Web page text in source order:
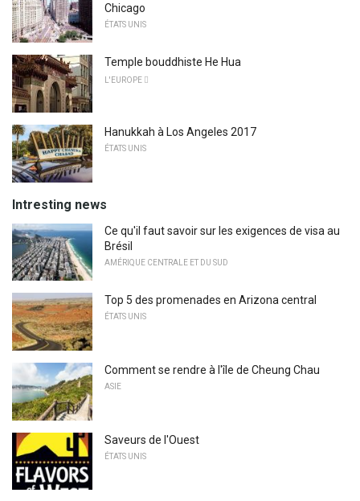
Chicago
ÉTATS UNIS
Temple bouddhiste He Hua
L'EUROPE 
Hanukkah à Los Angeles 2017
ÉTATS UNIS
Intresting news
Ce qu'il faut savoir sur les exigences de visa au
Brésil
AMÉRIQUE CENTRALE ET DU SUD
Top 5 des promenades en Arizona central
ÉTATS UNIS
Comment se rendre à l'île de Cheung Chau
ASIE
Saveurs de l'Ouest
ÉTATS UNIS